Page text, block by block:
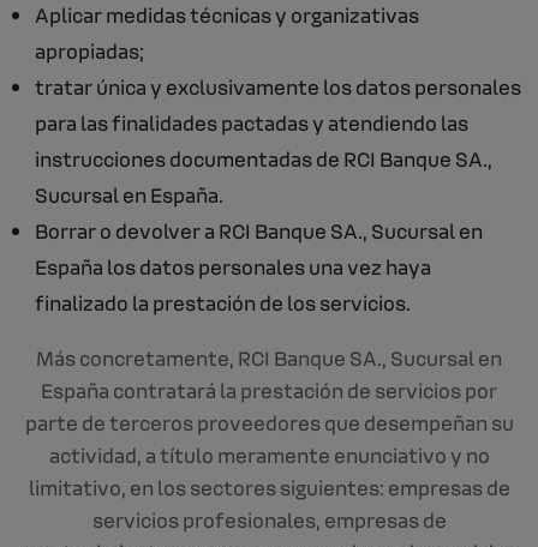
Aplicar medidas técnicas y organizativas
apropiadas;
tratar única y exclusivamente los datos personales
para las finalidades pactadas y atendiendo las
instrucciones documentadas de RCI Banque SA.,
Sucursal en España.
Borrar o devolver a RCI Banque SA., Sucursal en
España los datos personales una vez haya
finalizado la prestación de los servicios.
Más concretamente, RCI Banque SA., Sucursal en
España contratará la prestación de servicios por
parte de terceros proveedores que desempeñan su
actividad, a título meramente enunciativo y no
limitativo, en los sectores siguientes: empresas de
servicios profesionales, empresas de